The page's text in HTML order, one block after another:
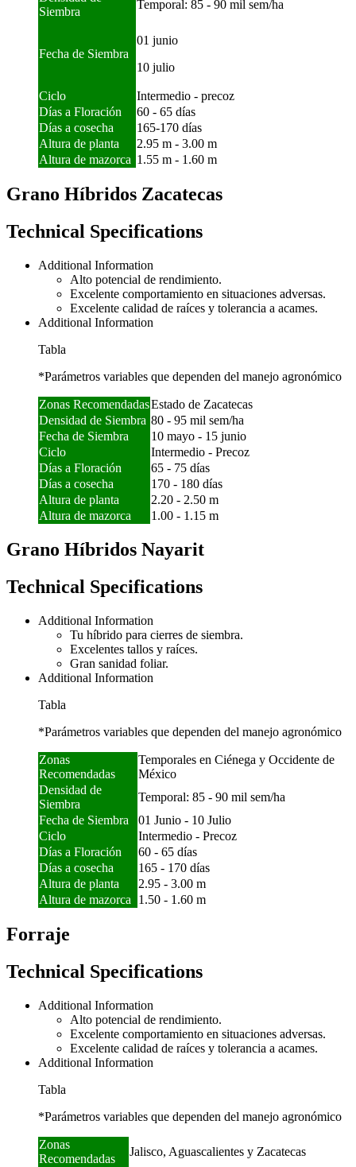
Siembra
Temporal: 85 - 90 mil sem/ha
Fecha de Siembra
01 junio
10 julio
Ciclo
Intermedio - precoz
Días a Floración
60 - 65 días
Días a cosecha
165-170 días
Altura de planta
2.95 m - 3.00 m
Altura de mazorca 1.55 m - 1.60 m
Grano Híbridos Zacatecas
Technical Specifications
Additional Information
Alto potencial de rendimiento.
Excelente comportamiento en situaciones adversas.
Excelente calidad de raíces y tolerancia a acames.
Additional Information
Tabla
*Parámetros variables que dependen del manejo agronómico
Zonas RecomendadasEstado de Zacatecas
Densidad de Siembra 80 - 95 mil sem/ha
Fecha de Siembra
10 mayo - 15 junio
Ciclo
Intermedio - Precoz
Días a Floración
65 - 75 días
Días a cosecha
170 - 180 días
Altura de planta
2.20 - 2.50 m
Altura de mazorca
1.00 - 1.15 m
Grano Híbridos Nayarit
Technical Specifications
Additional Information
Tu híbrido para cierres de siembra.
Excelentes tallos y raíces.
Gran sanidad foliar.
Additional Information
Tabla
*Parámetros variables que dependen del manejo agronómico
Zonas
Recomendadas
Temporales en Ciénega y Occidente de
México
Densidad de
Siembra
Temporal: 85 - 90 mil sem/ha
Fecha de Siembra
01 Junio - 10 Julio
Ciclo
Intermedio - Precoz
Días a Floración
60 - 65 días
Días a cosecha
165 - 170 días
Altura de planta
2.95 - 3.00 m
Altura de mazorca
1.50 - 1.60 m
Forraje
Technical Specifications
Additional Information
Alto potencial de rendimiento.
Excelente comportamiento en situaciones adversas.
Excelente calidad de raíces y tolerancia a acames.
Additional Information
Tabla
*Parámetros variables que dependen del manejo agronómico
Zonas
Recomendadas
Jalisco, Aguascalientes y Zacatecas